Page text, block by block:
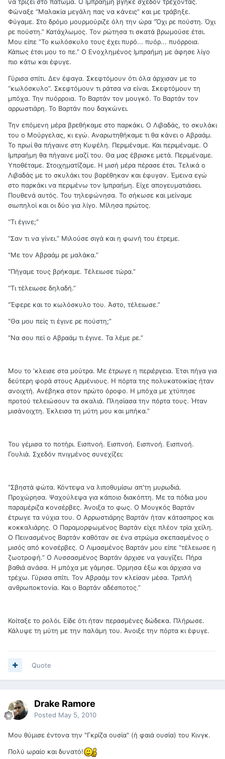
Φώναξε “Μαλακία μεγάλη πας να κάνεις” και με τράβηξε.
Φύγαμε. Στο δρόμο μουρμούριζε όλη την ώρα “Όχι ρε πούστη. Όχι
ρε πούστη.” Κατάχλωμος. Τον ρώτησα τι σκατά βρωμούσε έτσι.
Μου είπε “Το κωλόσκυλο τους έχει πυρό... πυόρ... πυόρροια.
Κάπως έτσι μου το πε.” Ο Ενοχλημένος Ιμπραήμη με άφησε λίγο
πιο κάτω και έφυγε.
Γύρισα σπίτι. Δεν έφαγα. Σκεφτόμουν ότι όλα άρχισαν με το
“κωλόσκυλο”. Σκεφτόμουν τι ράτσα να είναι. Σκεφτόμουν τη
μπόχα. Την πυόρροια. Το Βαρτάν τον μουγκό. Το Βαρτάν τον
αρρωστιάρη. Το Βαρτάν που δαγκώνει.
Την επόμενη μέρα βρεθήκαμε στο παρκάκι. Ο Λιβαδάς, το σκυλάκι
του ο Μούργελας, κι εγώ. Αναρωτηθήκαμε τι θα κάνει ο Αβραάμ.
Το πρωί θα πήγαινε στη Κυψέλη. Περιμέναμε. Και περιμέναμε. Ο
Ιμπραήμη θα πήγαινε μαζί του. Θα μας έβρισκε μετά. Περιμέναμε.
Υποθέταμε. Στοιχηματίζαμε. Η μισή μέρα πέρασε έτσι. Τελικά ο
Λιβαδάς με το σκυλάκι του βαρέθηκαν και έφυγαν. Έμεινα εγώ
στο παρκάκι να περιμένω τον Ιμπραήμη. Είχε απογευματιάσει.
Πουθενά αυτός. Του τηλεφώνησα. Το σήκωσε και μείναμε
σιωπηλοί και οι δύο για λίγο. Μίλησα πρώτος.
“Τι έγινε;”
“Σαν τι να γίνει.” Μιλούσε σιγά και η φωνή του έτρεμε.
“Με τον Αβραάμ ρε μαλάκα.”
“Πήγαμε τους βρήκαμε. Τέλειωσε τώρα.”
“Τι τέλειωσε δηλαδή.”
“Έφερε και το κωλόσκυλο του. Άστο, τέλειωσε.”
“Θα μου πείς τι έγινε ρε πούστη;”
“Να σου πεί ο Αβραάμ τι έγινε. Τα λέμε ρε.”
Μου το 'κλεισε στα μούτρα. Με έτρωγε η περιέργεια. Έτσι πήγα για
δεύτερη φορά στους Αρμένιους. Η πόρτα της πολυκατοικίας ήταν
ανοιχτή. Ανέβηκα στον πρώτο όροφο. Η μπόχα με χτύπησε
προτού τελειώσουν τα σκαλιά. Πλησίασα την πόρτα τους. Ήταν
μισάνοιχτη. Έκλεισα τη μύτη μου και μπήκα.”
Του γέμισα το ποτήρι. Εισπνοή. Εισπνοή. Εισπνοή. Εισπνοή.
Γουλιά. Σχεδόν πνιγμένος συνεχίζει:
“Σβηστά φώτα. Κόντεψα να λιποθυμίσω απ'τη μυρωδιά.
Προχώρησα. Ψαχούλεψα για κάποιο διακόπτη. Με τα πόδια μου
παραμέριζα κονσέρβες. Άνοιξα το φως. Ο Μουγκός Βαρτάν
έτρωγε τα νύχια του. Ο Αρρωστιάρης Βαρτάν ήταν κάτασπρος και
κοκκαλιάρης. Ο Παραμορφωμένος Βαρτάν είχε πλέον τρία χείλη.
Ο Πεινασμένος Βαρτάν καθόταν σε ένα στρώμα σκεπασμένος ο
μισός από κονσέρβες. Ο Λιμασμένος Βαρτάν μου είπε “τέλειωσε η
ζωοτροφή.” Ο Λυσσασμένος Βαρτάν άρχισε να γαυγίζει. Πήρα
βαθιά ανάσα. Η μπόχα με γάμησε. Όρμησα έξω και άρχισα να
τρέχω. Γύρισα σπίτι. Τον Αβραάμ τον κλείσαν μέσα. Τριπλή
ανθρωποκτονία. Και ο Βαρτάν αδέσποτος.”
Κοίταξε το ρολόι. Είδε ότι ήταν περασμένες δώδεκα. Πλήρωσε.
Κάλυψε τη μύτη με την παλάμη του. Άνοιξε την πόρτα κι έφυγε.
Quote
Drake Ramore
Posted May 5, 2010
Μου θύμισε έντονα την "Γκρίζα ουσία" (ή φαιά ουσία) του Κινγκ.
Πολύ ωραίο και δυνατό!